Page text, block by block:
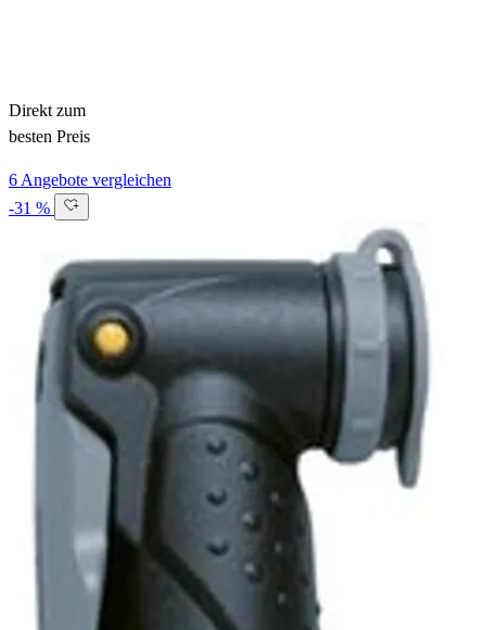
Direkt zum
besten Preis
6 Angebote vergleichen
-31 %